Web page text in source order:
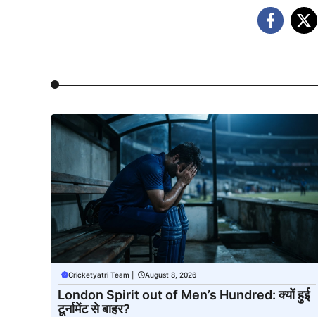
Cricketyatri Team August 8, 2026
London Spirit out of Men’s Hundred: क्यों हुई
टूर्नामेंट से बाहर?